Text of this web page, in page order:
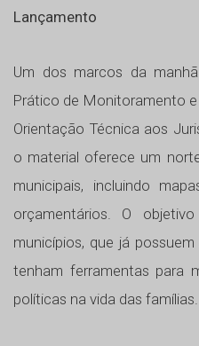
Lançamento
Um dos marcos da
Prático de Monitoramento
Orientação Técnica aos
o material oferece um
municipais, incluindo
orçamentários. O
municípios, que já
tenham ferramentas para
políticas na vida das famílias.